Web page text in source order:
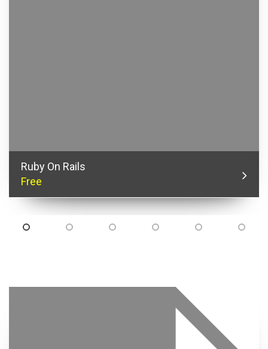
Ruby On Rails
Free